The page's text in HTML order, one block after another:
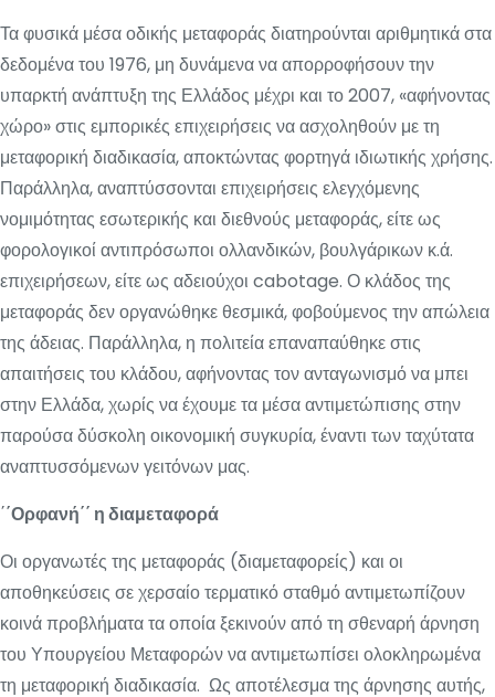
Τα φυσικά μέσα οδικής μεταφοράς διατηρούνται αριθμητικά στα
δεδομένα του 1976, μη δυνάμενα να απορροφήσουν την
υπαρκτή ανάπτυξη της Ελλάδος μέχρι και το 2007, «αφήνοντας
χώρο» στις εμπορικές επιχειρήσεις να ασχοληθούν με τη
μεταφορική διαδικασία, αποκτώντας φορτηγά ιδιωτικής χρήσης.
Παράλληλα, αναπτύσσονται επιχειρήσεις ελεγχόμενης
νομιμότητας εσωτερικής και διεθνούς μεταφοράς, είτε ως
φορολογικοί αντιπρόσωποι ολλανδικών, βουλγάρικων κ.ά.
επιχειρήσεων, είτε ως αδειούχοι cabotage. Ο κλάδος της
μεταφοράς δεν οργανώθηκε θεσμικά, φοβούμενος την απώλεια
της άδειας. Παράλληλα, η πολιτεία επαναπαύθηκε στις
απαιτήσεις του κλάδου, αφήνοντας τον ανταγωνισμό να μπει
στην Ελλάδα, χωρίς να έχουμε τα μέσα αντιμετώπισης στην
παρούσα δύσκολη οικονομική συγκυρία, έναντι των ταχύτατα
αναπτυσσόμενων γειτόνων μας.
΄΄Ορφανή΄΄ η διαμεταφορά
Οι οργανωτές της μεταφοράς (διαμεταφορείς) και οι
αποθηκεύσεις σε χερσαίο τερματικό σταθμό αντιμετωπίζουν
κοινά προβλήματα τα οποία ξεκινούν από τη σθεναρή άρνηση
του Υπουργείου Μεταφορών να αντιμετωπίσει ολοκληρωμένα
τη μεταφορική διαδικασία. Ως αποτέλεσμα της άρνησης αυτής,